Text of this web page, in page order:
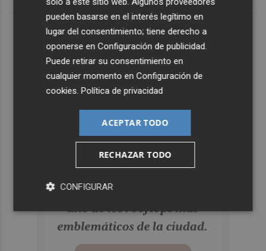
pueden basarse en el interés legítimo en
lugar del consentimiento; tiene derecho a
oponerse enConfiguración de publicidad.
Puede retirar su consentimiento en
cualquier momento enConfiguración de
cookies.Política de privacidad
ACEPTAR TODO
RECHAZAR TODO
CONFIGURAR